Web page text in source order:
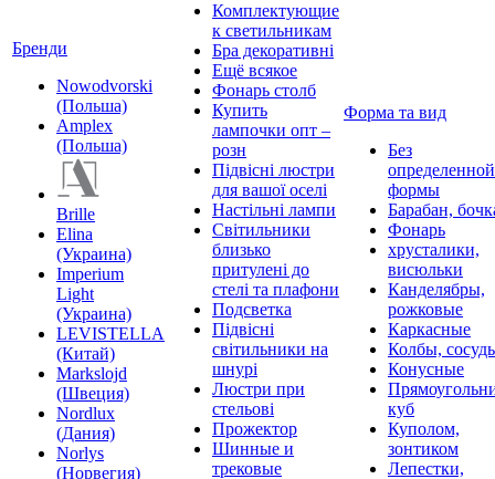
Бренди
Nowodvorski
(Польша)
Amplex
(Польша)
Brille
Elina
(Украина)
Imperium
Light
(Украина)
LEVISTELLA
(Китай)
Markslojd
(Швеция)
Nordlux
(Дания)
Norlys
(Норвегия)
Комплектующие
к светильникам
Бра декоративні
Ещё всякое
Фонарь столб
Купить
лампочки опт –
розн
Підвісні люстри
для вашої оселі
Настільні лампи
Світильники
близько
притулені до
стелі та плафони
Подсветка
Підвісні
світильники на
шнурі
Люстри при
стельові
Прожектор
Шинные и
трековые
Форма та вид
Без
определенной
формы
Барабан,
Фонарь
хрусталики,
висюльки
Канделябры,
рожковые
Каркасные
Колбы,
Конусные
куб
Куполом,
зонтиком
Лепестки,